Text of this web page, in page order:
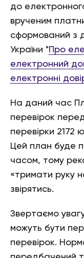
до
врученим
сформований з
України "Про
електронний
електронні
На даний час
перевірок
перевірки 2172
Цей план буде
часом, тому
«тримати руку
звірятись.
Звертаємо
можуть бути
перевірок.